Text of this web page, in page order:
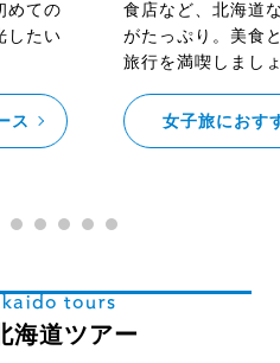
めての
したい
ス
食店など、北海道
がたっぷり。美食
旅行を満喫しまし
女子旅におす
tours
海道ツアー